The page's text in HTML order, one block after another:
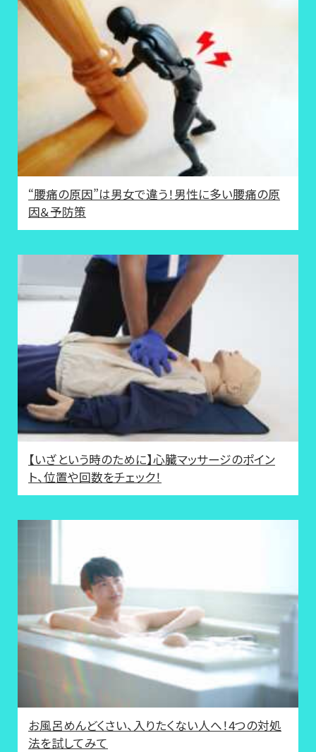
“腰痛の原因”は男女で違う！男性に多い腰痛の原
因＆予防策
【いざという時のために】心臓マッサージのポイン
ト、位置や回数をチェック！
お風呂めんどくさい、入りたくない人へ！4つの対処
法を試してみて